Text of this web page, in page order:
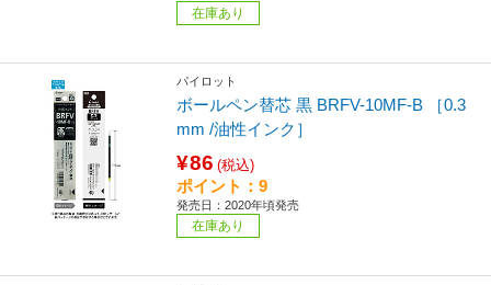
在庫あり
パイロット
ボールペン替芯 黒 BRFV-10MF-B ［0.3
mm /油性インク］
¥86 (税込)
ポイント：9
発売日：2020年頃発売
在庫あり